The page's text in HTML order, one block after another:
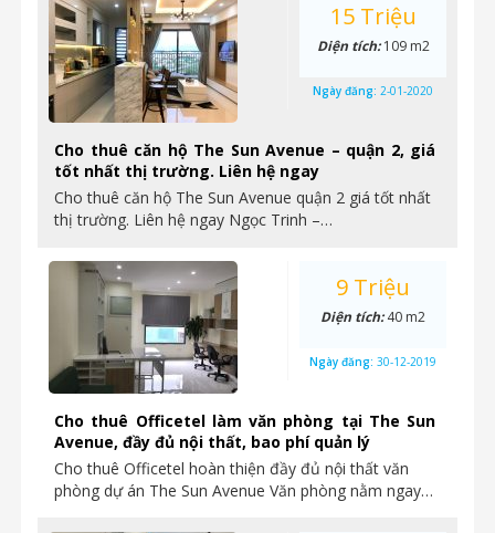
Cho thuê căn hộ The Sun Avenue – quận 2, giá
tốt nhất thị trường. Liên hệ ngay
Cho thuê căn hộ The Sun Avenue quận 2 giá tốt nhất
thị trường. Liên hệ ngay Ngọc Trinh –…
15 Triệu
Diện tích:109 m2
Ngày đăng: 2-01-2020
Cho thuê Officetel làm văn phòng tại The Sun
Avenue, đầy đủ nội thất, bao phí quản lý
Cho thuê Officetel hoàn thiện đầy đủ nội thất văn
phòng dự án The Sun Avenue Văn phòng nằm ngay…
9 Triệu
Diện tích:40 m2
Ngày đăng: 30-12-2019